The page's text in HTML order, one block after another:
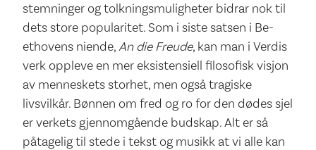
stemninger og tolkningsmuligheter bidrar nok til
dets store popularitet. Som i siste satsen i Be­
ethovens niende, An die Freude, kan man i Verdis
verk opp­leve en mer eksistensiell filosofisk visjon
av menneskets storhet, men også tragiske
livsvilkår. Bønnen om fred og ro for den dødes sjel
er verkets gjennom­gående budskap. Alt er så
påtagelig til stede i tekst og musikk at vi alle kan